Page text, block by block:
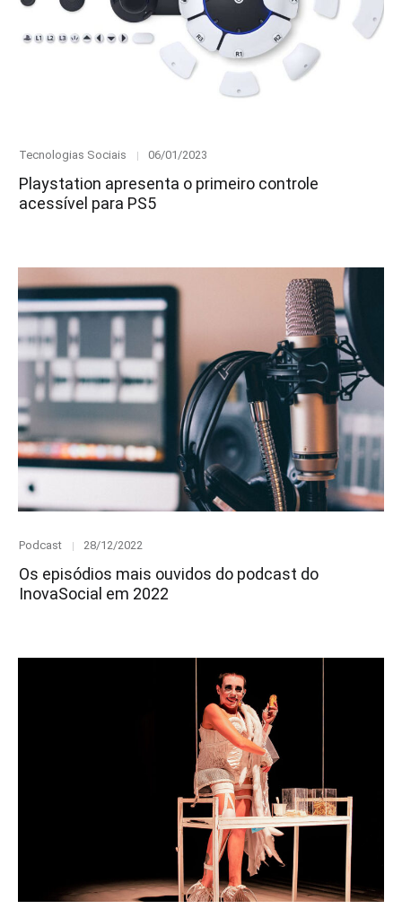
Category
Tecnologias Sociais
Posted
06/01/2023
Playstation apresenta o primeiro controle
acessível para PS5
Category
Podcast
Posted
28/12/2022
Os episódios mais ouvidos do podcast do
InovaSocial em 2022